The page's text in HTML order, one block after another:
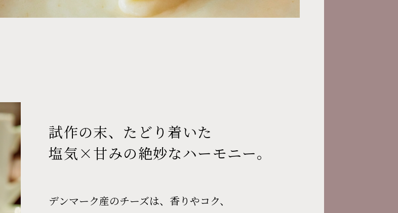
試作の末、たどり着いた
塩気×甘みの絶妙なハーモニー。
デンマーク産のチーズは、香りやコク、